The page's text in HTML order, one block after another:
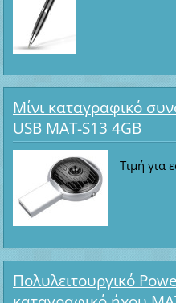
Μίνι καταγραφικό
USB MAT-S13 4GB
Τιμή για
Πολυλειτουργικό